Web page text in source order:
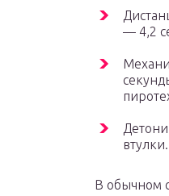
— 4,2
втулки.
В обычном